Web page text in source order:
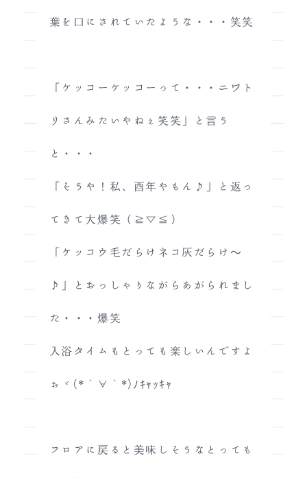
葉を口にされていたような・・・笑笑
「ケッコーケッコーって・・・ニワト
リさんみたいやねぇ笑笑」と言う
と・・・
「そうや！私、酉年やもん♪」と返っ
てきて大爆笑（≧▽≦）
「ケッコウ毛だらけネコ灰だらけ～
♪」とおっしゃりながらあがられまし
た・・・爆笑
入浴タイムもとっても楽しいんですよ
ぉヾ(*´∀｀*)ﾉｷｬｯｷｬ
フロアに戻ると美味しそうなとっても